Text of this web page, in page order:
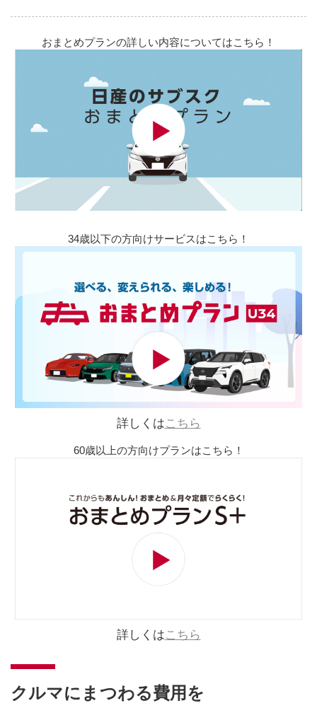
おまとめプランの詳しい内容についてはこちら！
34歳以下の方向けサービスはこちら！
詳しくはこちら
60歳以上の方向けプランはこちら！
詳しくはこちら
クルマにまつわる費用を